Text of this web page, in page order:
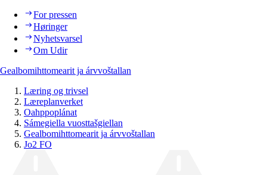
For pressen
Høringer
Nyhetsvarsel
Om Udir
Gealbomihttomearit ja árvvoštallan
Læring og trivsel
Læreplanverket
Oahppoplánat
Sámegiella vuosttašgiellan
Gealbomihttomearit ja árvvoštallan
Jo2 FO